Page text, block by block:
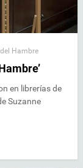
Hambre
en librerías de
Suzanne